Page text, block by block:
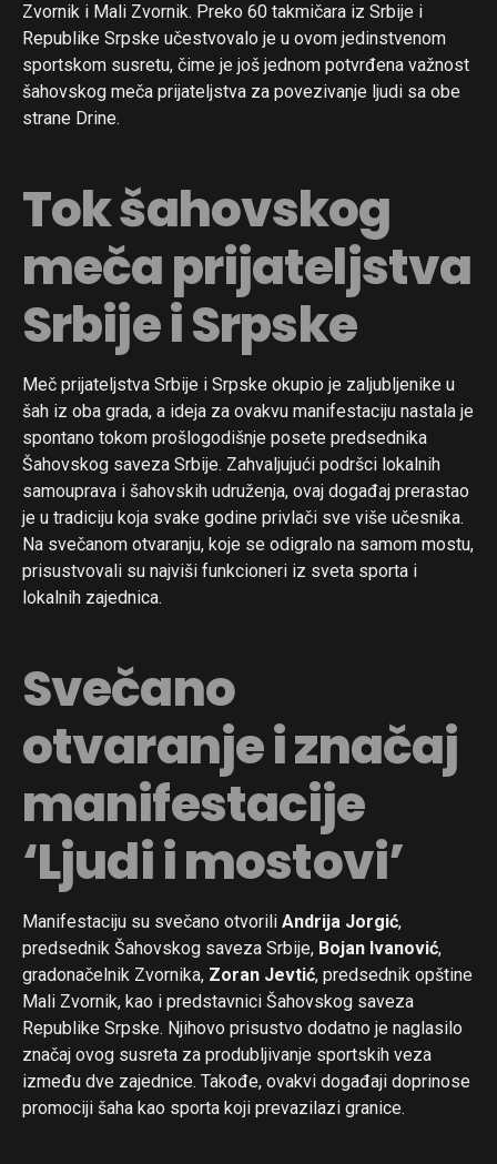
Zvornik i Mali Zvornik. Preko 60 takmičara iz Srbije i
Republike Srpske učestvovalo je u ovom jedinstvenom
sportskom susretu, čime je još jednom potvrđena važnost
šahovskog meča prijateljstva za povezivanje ljudi sa obe
strane Drine.
Tok šahovskog
meča prijateljstva
Srbije i Srpske
Meč prijateljstva Srbije i Srpske okupio je zaljubljenike u
šah iz oba grada, a ideja za ovakvu manifestaciju nastala je
spontano tokom prošlogodišnje posete predsednika
Šahovskog saveza Srbije. Zahvaljujući podršci lokalnih
samouprava i šahovskih udruženja, ovaj događaj prerastao
je u tradiciju koja svake godine privlači sve više učesnika.
Na svečanom otvaranju, koje se odigralo na samom mostu,
prisustvovali su najviši funkcioneri iz sveta sporta i
lokalnih zajednica.
Svečano
otvaranje i značaj
manifestacije
‘Ljudi i mostovi’
Manifestaciju su svečano otvorili Andrija Jorgić,
predsednik Šahovskog saveza Srbije, Bojan Ivanović,
gradonačelnik Zvornika, Zoran Jevtić, predsednik opštine
Mali Zvornik, kao i predstavnici Šahovskog saveza
Republike Srpske. Njihovo prisustvo dodatno je naglasilo
značaj ovog susreta za produbljivanje sportskih veza
između dve zajednice. Takođe, ovakvi događaji doprinose
promociji šaha kao sporta koji prevazilazi granice.